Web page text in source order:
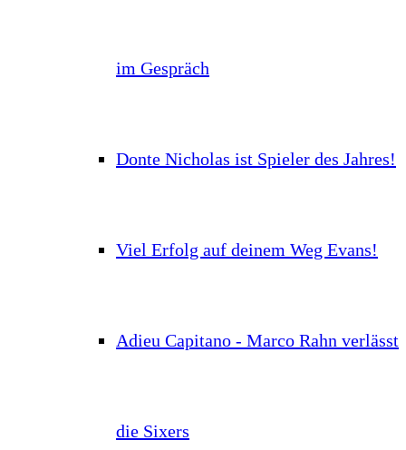
im Gespräch
Donte Nicholas ist Spieler des Jahres!
Viel Erfolg auf deinem Weg Evans!
Adieu Capitano - Marco Rahn verlässt
die Sixers